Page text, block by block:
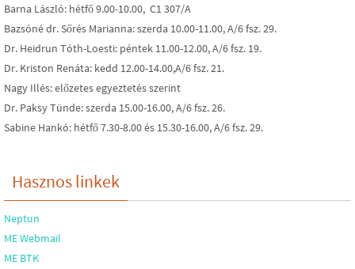
Barna László: hétfő 9.00-10.00, C1 307/A
Bazsóné dr. Sőrés Marianna: szerda 10.00-11.00, A/6 fsz. 29.
Dr. Heidrun Tóth-Loesti: péntek 11.00-12.00, A/6 fsz. 19.
Dr. Kriston Renáta: kedd 12.00-14.00,A/6 fsz. 21.
Nagy Illés: előzetes egyeztetés szerint
Dr. Paksy Tünde: szerda 15.00-16.00, A/6 fsz. 26.
Sabine Hankó: hétfő 7.30-8.00 és 15.30-16.00, A/6 fsz. 29.
Hasznos linkek
Neptun
ME Webmail
ME BTK